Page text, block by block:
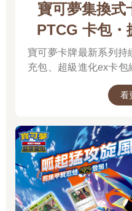
寶可夢集換式
PTCG 卡包・
組．最新卡
寶可夢卡牌最新系列持
充包、超級進化ex卡包
看